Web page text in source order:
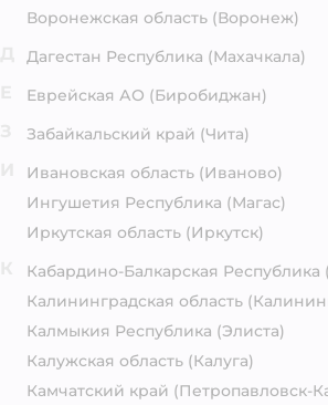
Воронежская область (Воронеж)
Дагестан Республика (Махачкала)
Еврейская АО (Биробиджан)
Забайкальский край (Чита)
Ивановская область (Иваново)
Ингушетия Республика (Магас)
Иркутская область (Иркутск)
Кабардино-Балкарская Республика
Калининградская область
Калмыкия Республика (Элиста)
Калужская область (Калуга)
Камчатский край (Петропавловск-